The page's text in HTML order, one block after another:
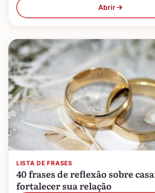
Abrir
LISTA DE FRASES
40 frases de reflexão sobre
fortalecer sua relação